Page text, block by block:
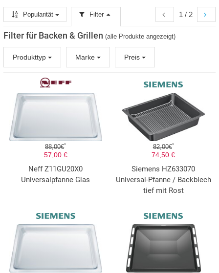
1 / 2
Popularität Filter
Filter für Backen & Grillen (alle Produkte angezeigt)
Produkttyp Marke Preis
88,00€*
57,00 €
Neff Z11GU20X0
Universalpfanne Glas
82,00€*
74,50 €
Siemens HZ633070
Universal-Pfanne / Backblech
tief mit Rost